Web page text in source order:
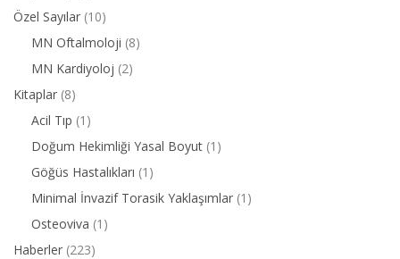
Özel Sayılar (10)
MN Oftalmoloji (8)
MN Kardiyoloj (2)
Kitaplar (8)
Acil Tıp (1)
Doğum Hekimliği Yasal Boyut (1)
Göğüs Hastalıkları (1)
Minimal İnvazif Torasik Yaklaşımlar (1)
Osteoviva (1)
Haberler (223)